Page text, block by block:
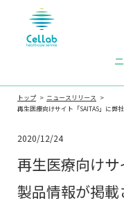
トップ
ニュースリリース
再生医療向けサイト「SAITAS」に弊
2020/12/24
再生医療向けサ
製品情報が掲載